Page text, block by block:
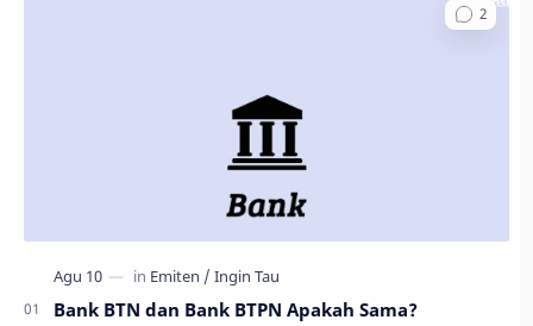
Bank BTN dan Bank BTPN Apakah Sama?